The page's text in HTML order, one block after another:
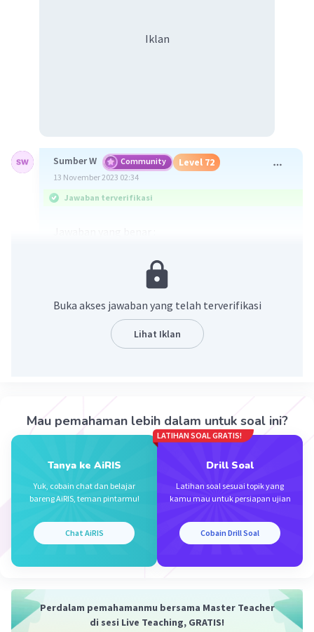
Iklan
Sumber W Community Level 72
13 November 2023 02:34
Jawaban terverifikasi
𝞪 = 0,00001 /°C = 10
𝞫 = 2𝞪 = 2 x 10
-5
ΔA = 0,0001 m2= 10-4m2
ΔT = 10 /(2 x 10 )
= 10/2
Beri Rating·5.0(3 Balas
Iklan
Buka akses jawaban yang telah terverifikasi
Lihat Iklan
Mau pemahaman lebih dalam untuk soal ini?
Tanya ke AiRIS
Yuk, cobain chat dan belajar
bareng AiRIS, teman pintarmu!
Chat AiRIS
LATIHAN SOAL GRATIS!
Drill Soal
Latihan soal sesuai topik yang
kamu mau untuk persiapan ujian
Cobain Drill Soal
Perdalam pemahamanmu bersama Master Teacher
di sesi Live Teaching, GRATIS!